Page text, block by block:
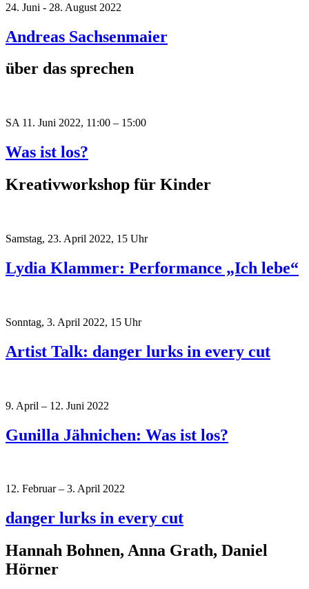
24. Juni - 28. August 2022
Andreas Sachsenmaier
über das sprechen
SA 11. Juni 2022, 11:00 – 15:00
Was ist los?
Kreativworkshop für Kinder
Samstag, 23. April 2022, 15 Uhr
Lydia Klammer: Performance „Ich lebe“
Sonntag, 3. April 2022, 15 Uhr
Artist Talk: danger lurks in every cut
9. April – 12. Juni 2022
Gunilla Jähnichen: Was ist los?
12. Februar – 3. April 2022
danger lurks in every cut
Hannah Bohnen, Anna Grath, Daniel
Hörner